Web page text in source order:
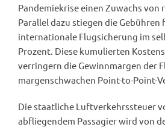
Pandemiekrise einen Zuwachs von
Parallel dazu stiegen die
internationale Flugsicherung im
Prozent. Diese kumulierten
verringern die Gewinnmargen der
margenschwachen Point-to-Point-
Die staatliche Luftverkehrssteuer
abfliegendem Passagier wird von